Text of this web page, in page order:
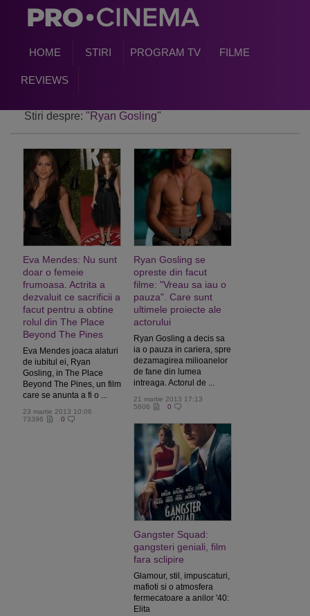
HOME STIRI PROGRAM TV FILME
REVIEWS
Stiri despre: "Ryan Gosling"
Eva Mendes: Nu sunt
doar o femeie
frumoasa. Actrita a
dezvaluit ce sacrificii a
facut pentru a obtine
rolul din The Place
Beyond The Pines
Eva Mendes joaca alaturi
de iubitul ei, Ryan
Gosling, in The Place
Beyond The Pines, un film
care se anunta a fi o ...
23 martie 2013 10:06
73396
0
Ryan Gosling se
opreste din facut
filme: "Vreau sa iau o
pauza". Care sunt
ultimele proiecte ale
actorului
Ryan Gosling a decis sa
ia o pauza in cariera, spre
dezamagirea milioanelor
de fane din lumea
intreaga. Actorul de ...
21 martie 2013 17:13
5606
0
Gangster Squad:
gangsteri geniali, film
fara sclipire
Glamour, stil, impuscaturi,
mafioti si o atmosfera
fermecatoare a anilor '40:
Elita